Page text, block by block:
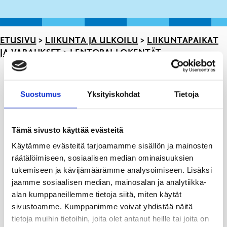
Suostumus Yksityiskohdat Tietoja
Tämä sivusto käyttää evästeitä
Käytämme evästeitä tarjoamamme sisällön ja mainosten
räätälöimiseen, sosiaalisen median ominaisuuksien
tukemiseen ja kävijämäärämme analysoimiseen. Lisäksi
jaamme sosiaalisen median, mainosalan ja analytiikka-
alan kumppaneillemme tietoja siitä, miten käytät
sivustoamme. Kumppanimme voivat yhdistää näitä
tietoja muihin tietoihin, joita olet antanut heille tai joita on
ETUSIVU > LIIKUNTA JA ULKOILU > LIIKUNTAPAIKAT
JA VARAUKSET > LENTOPALLOKENTÄT
pallokenttä
Matinkatu 39, 10300
Lentopallokenttä
Pumppulahti, 10300
Lentopallokenttä
Tenholan
lentopallokenttä,
Rantalentopallokenttä
x